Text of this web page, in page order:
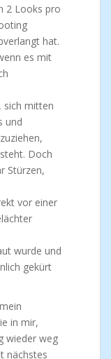
2 Looks pro
hat.
es mit
sich mitten
und
Doch
Stürzen,
vor einer
wurde und
gekürt
in mir,
wieder weg
nächstes